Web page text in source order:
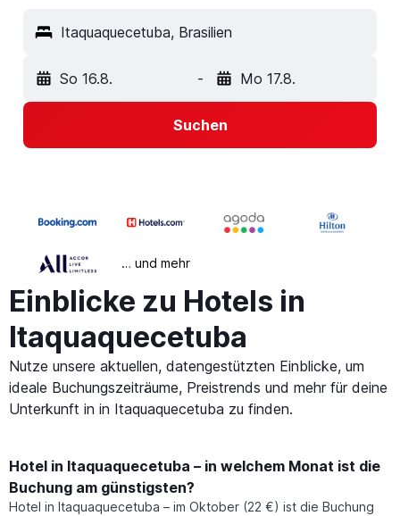
Itaquaquecetuba, Brasilien
So 16.8. - Mo 17.8.
Suchen
… und mehr
Einblicke zu Hotels in
Itaquaquecetuba
Nutze unsere aktuellen, datengestützten Einblicke, um
ideale Buchungszeiträume, Preistrends und mehr für deine
Unterkunft in in Itaquaquecetuba zu finden.
Hotel in Itaquaquecetuba – in welchem Monat ist die
Buchung am günstigsten?
Hotel in Itaquaquecetuba – im Oktober (22 €) ist die Buchung